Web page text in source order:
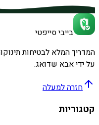
בייבי סייפטי
המדריך המלא לבטיחות
על ידי אבא שדואג.
חזרה למעלה
קטגוריות